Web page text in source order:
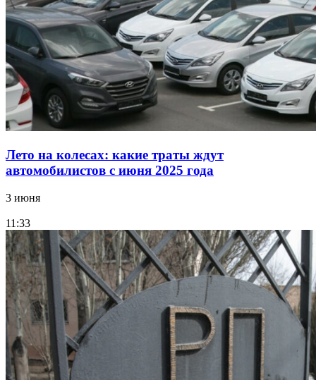
Лето на колесах: какие траты ждут
автомобилистов с июня 2025 года
3 июня
11:33